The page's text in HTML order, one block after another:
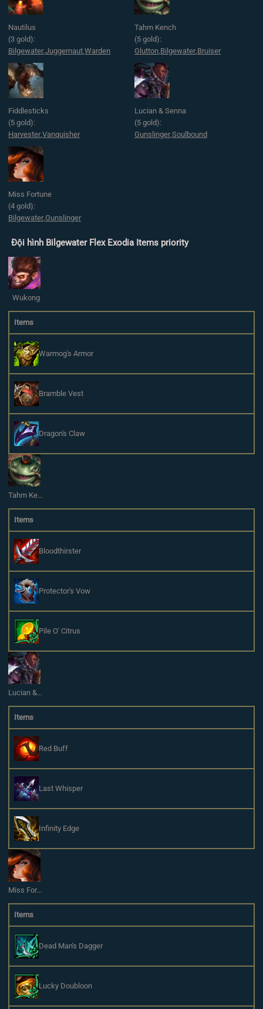
Nautilus
(3 gold):
Bilgewater,Juggernaut,Warden
Tahm Kench
(5 gold):
Glutton,Bilgewater,Bruiser
Fiddlesticks
(5 gold):
Harvester,Vanquisher
Lucian & Senna
(5 gold):
Gunslinger,Soulbound
Miss Fortune
(4 gold):
Bilgewater,Gunslinger
Đội hình Bilgewater Flex Exodia Items priority
Wukong
Items
Warmog's Armor
Bramble Vest
Dragon's Claw
Tahm Kench
Items
Bloodthirster
Protector's Vow
Pile O' Citrus
Lucian & Senna
Items
Red Buff
Last Whisper
Infinity Edge
Miss Fortune
Items
Dead Man's Dagger
Lucky Doubloon